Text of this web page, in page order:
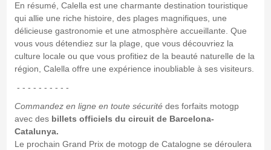
En résumé, Calella est une charmante destination touristique
qui allie une riche histoire, des plages magnifiques, une
délicieuse gastronomie et une atmosphère accueillante. Que
vous vous détendiez sur la plage, que vous découvriez la
culture locale ou que vous profitiez de la beauté naturelle de la
région, Calella offre une expérience inoubliable à ses visiteurs.
- - - - - - - - - -
Commandez en ligne en toute sécuritédes forfaits motogp
avec des billets officiels du circuit de Barcelona-
Catalunya.
Le prochain Grand Prix de motogp de Catalogne se déroulera